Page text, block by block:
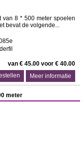
van 8 * 500 meter spoelen
bevat de volgende...
van € 45.00 voor € 40.00
Meer informatie
meter